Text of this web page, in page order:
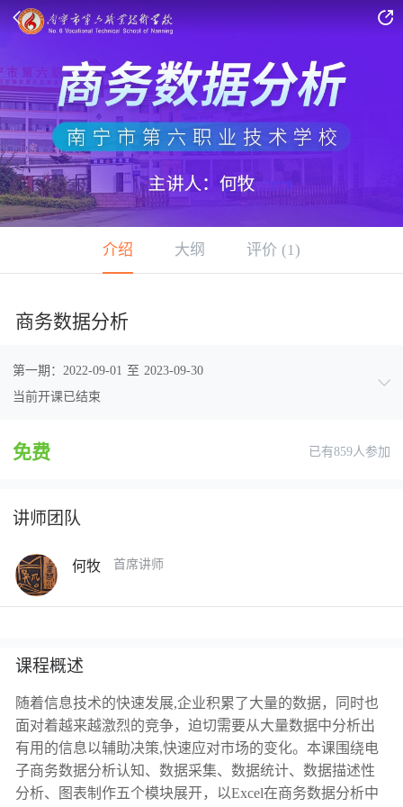
 
介绍 大纲 评价 (1)
商务数据分析
第一期： 2022-09-01 至 2023-09-30
当前开课已结束

免费 已有859人参加
讲师团队
何牧 首席讲师
课程概述
随着信息技术的快速发展,企业积累了大量的数据，同时也
面对着越来越激烈的竞争，迫切需要从大量数据中分析出
有用的信息以辅助决策,快速应对市场的变化。本课围绕电
子商务数据分析认知、数据采集、数据统计、数据描述性
分析、图表制作五个模块展开，以Excel在商务数据分析中